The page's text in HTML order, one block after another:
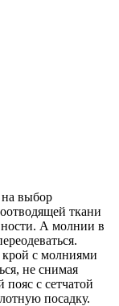
выбор
ткани
А молнии в
крой с молниями
не снимая
с сетчатой
посадку.